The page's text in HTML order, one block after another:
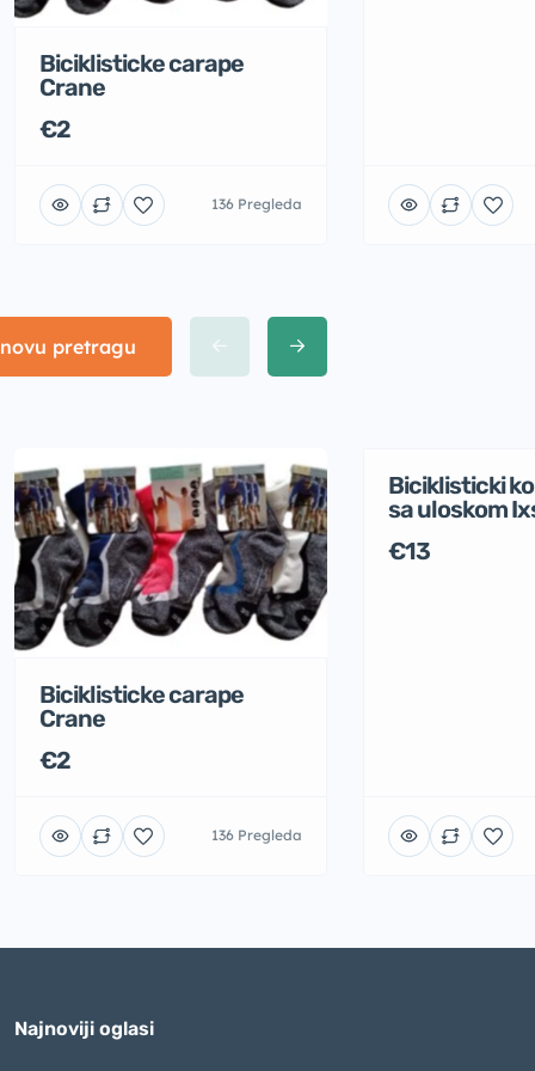
Biciklisticke carape
Crane
€2
136 Pregleda
pretragu
Biciklisticke carape
Crane
€2
136 Pregleda
Biciklisticki
sa uloskom
€13
Najnoviji oglasi